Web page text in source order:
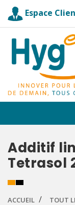
Espace
Additif
Tetrasol
ACCUEIL TOUT